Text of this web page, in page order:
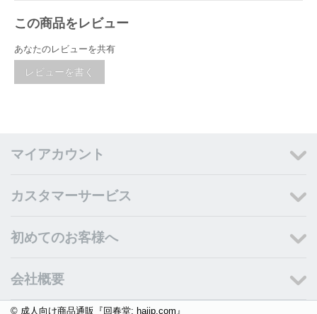
この商品をレビュー
あなたのレビューを共有
レビューを書く
マイアカウント
カスタマーサービス
初めてのお客様へ
会社概要
© 成人向け商品通販『回春堂: haijp.com』